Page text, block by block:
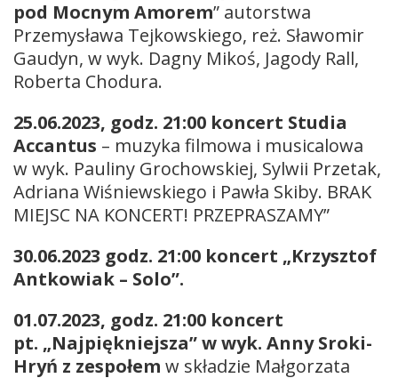
pod Mocnym Amorem” autorstwa
Przemysława Tejkowskiego, reż. Sławomir
Gaudyn, w wyk. Dagny Mikoś, Jagody Rall,
Roberta Chodura.
25.06.2023, godz. 21:00 koncert Studia
Accantus – muzyka filmowa i musicalowa
w wyk. Pauliny Grochowskiej, Sylwii Przetak,
Adriana Wiśniewskiego i Pawła Skiby. BRAK
MIEJSC NA KONCERT! PRZEPRASZAMY”
30.06.2023 godz. 21:00 koncert „Krzysztof
Antkowiak – Solo”.
01.07.2023, godz. 21:00 koncert
pt. „Najpiękniejsza” w wyk. Anny Sroki-
Hryń z zespołem w składzie Małgorzata